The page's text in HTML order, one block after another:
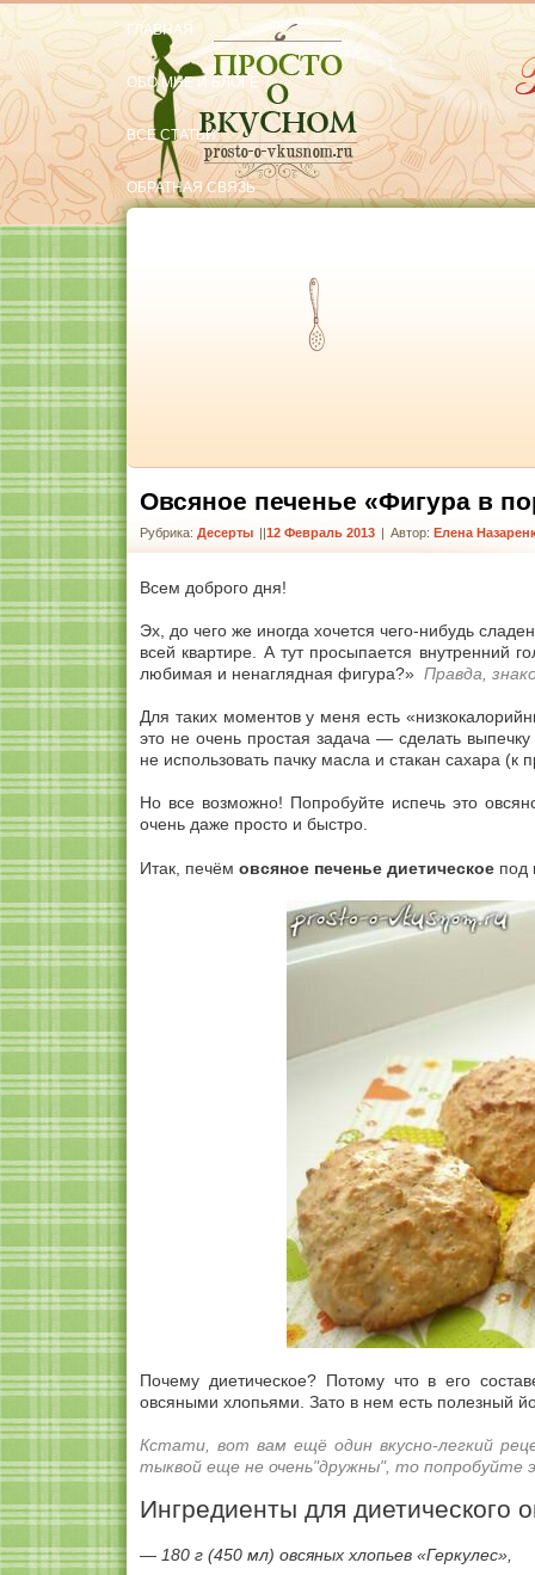
ГЛАВНАЯ
ОБО МНЕ И БЛОГЕ
ВСЕ СТАТЬИ
ОБРАТНАЯ СВЯЗЬ
Овсяное печенье «Фигура в
Рубрика: Десерты | 12 Февраль 2013 | Автор: Елена
Всем доброго дня!
Эх, до чего же иногда хочется чего-нибудь
всей квартире. А тут просыпается
любимая и ненаглядная фигура?» Правда,
Для таких моментов у меня есть
это не очень простая задача — сделать
не использовать пачку масла и стакан сахара (к
Но все возможно! Попробуйте испечь это
очень даже просто и быстро.
Итак, печём овсяное печенье диетическое под
Почему диетическое? Потому что в его
овсяными хлопьями. Зато в нем есть полезный
Кстати, вот вам ещё один вкусно-легкий
тыквой еще не очень"дружны", то попробуйте
Ингредиенты для диетического
— 180 г (450 мл) овсяных хлопьев «Геркулес»,